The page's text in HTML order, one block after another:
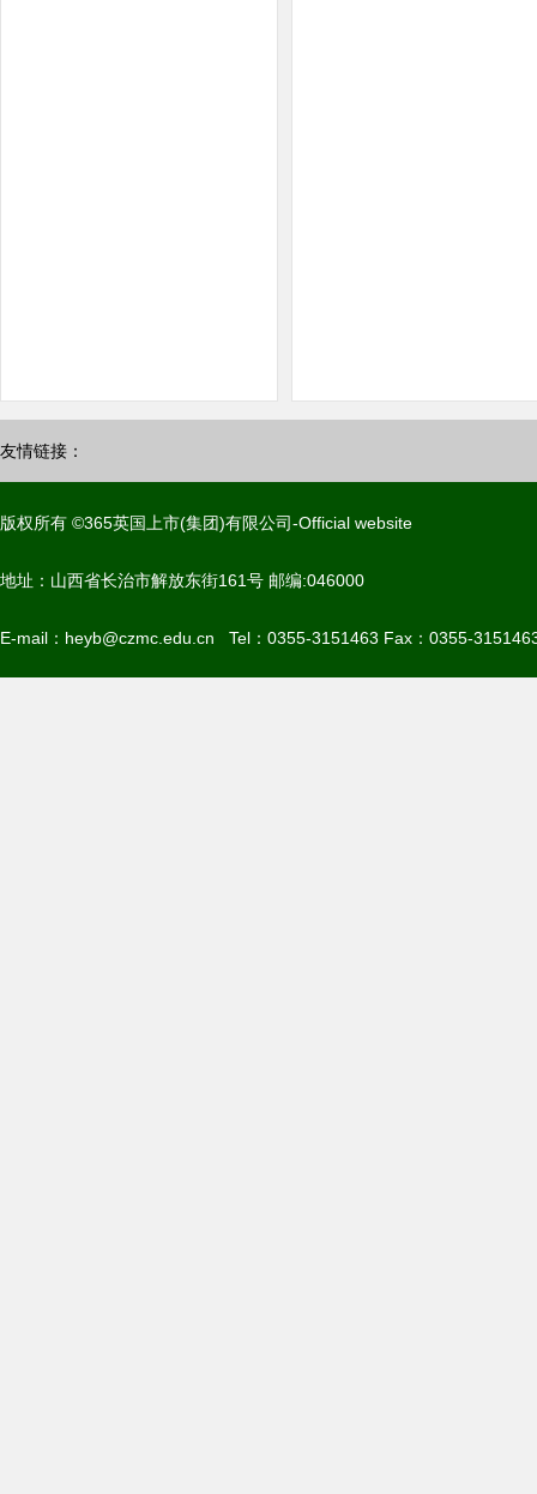
友情链接：
版权所有 ©365英国上市(集团)有限公司-Official website
地址：山西省长治市解放东街161号 邮编:046000
E-mail：heyb@czmc.edu.cn Tel：0355-3151463 Fax：0355-